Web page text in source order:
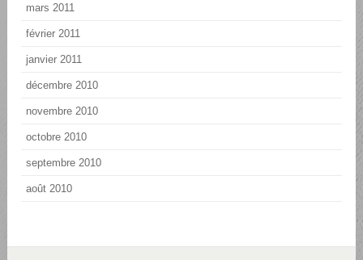
mars 2011
février 2011
janvier 2011
décembre 2010
novembre 2010
octobre 2010
septembre 2010
août 2010